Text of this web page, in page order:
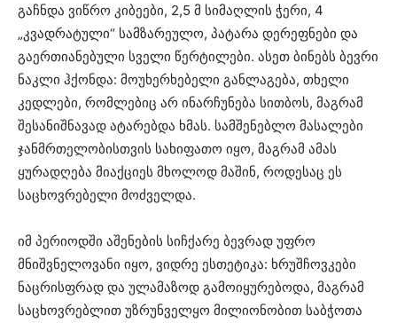
გაჩნდა ვიწრო კიბეები, 2,5 მ სიმაღლის ჭერი, 4
„კვადრატული“ სამზარეულო, პატარა დერეფნები და
გაერთიანებული სველი წერტილები. ასეთ ბინებს ბევრი
ნაკლი ჰქონდა: მოუხერხებელი განლაგება, თხელი
კედლები, რომლებიც არ ინარჩუნება სითბოს, მაგრამ
შესანიშნავად ატარებდა ხმას. სამშენებლო მასალები
ჯანმრთელობისთვის სახიფათო იყო, მაგრამ ამას
ყურადღება მიაქციეს მხოლოდ მაშინ, როდესაც ეს
საცხოვრებელი მოძველდა.
იმ პერიოდში აშენების სიჩქარე ბევრად უფრო
მნიშვნელოვანი იყო, ვიდრე ესთეტიკა: ხრუშჩოვკები
ნაცრისფრად და ულამაზოდ გამოიყურებოდა, მაგრამ
საცხოვრებლით უზრუნველყო მილიონობით საბჭოთა